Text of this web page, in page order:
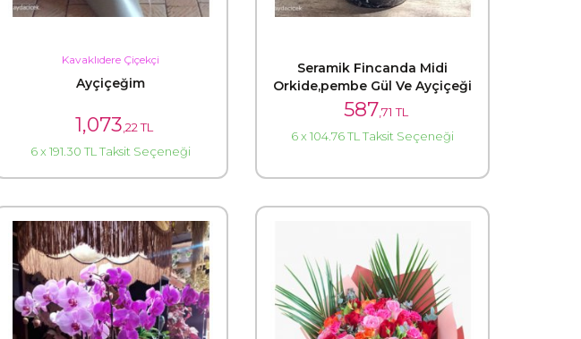
Kavaklıdere Çiçekçi
Ayçiçeğim
1,073 ,22 TL
6 x 191.30 TL Taksit Seçeneği
Seramik Fincanda Midi
Orkide,pembe Gül Ve Ayçiçeği
587 ,71 TL
6 x 104.76 TL Taksit Seçeneği